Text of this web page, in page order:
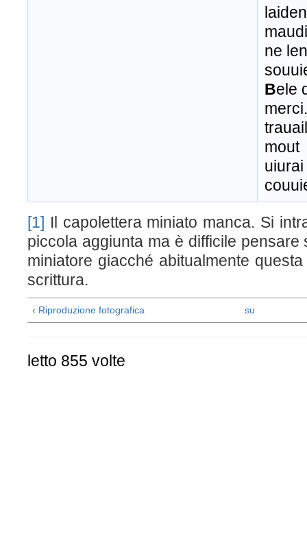
ne len
Bele
mout
[1] Il capolettera miniato manca. Si
piccola aggiunta ma è difficile
miniatore giacché abitualmente
scrittura.
‹ Riproduzione fotografica su
letto 855 volte